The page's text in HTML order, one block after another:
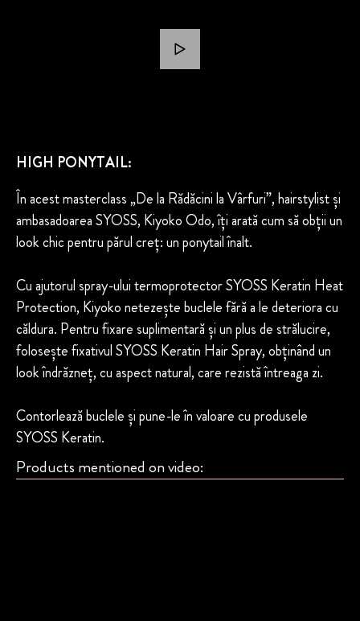
HIGH PONYTAIL:
În acest masterclass „De la Rădăcini la Vârfuri”, hairstylist și
ambasadoarea SYOSS, Kiyoko Odo, îți arată cum să obții un
look chic pentru părul creț: un ponytail înalt.
Cu ajutorul spray-ului termoprotector SYOSS Keratin Heat
Protection, Kiyoko netezește buclele fără a le deteriora cu
căldura. Pentru fixare suplimentară și un plus de strălucire,
folosește fixativul SYOSS Keratin Hair Spray, obținând un
look îndrăzneț, cu aspect natural, care rezistă întreaga zi.
Contorlează buclele și pune-le în valoare cu produsele
SYOSS Keratin.
Products mentioned on video: